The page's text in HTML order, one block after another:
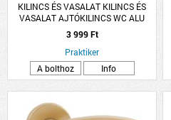
KILINCS ÉS VASALAT KILINCS ÉS
VASALAT AJTÓKILINCS WC ALU
ARANY LANA ROZETTÁS
3 999 Ft
Praktiker
A bolthoz
Info